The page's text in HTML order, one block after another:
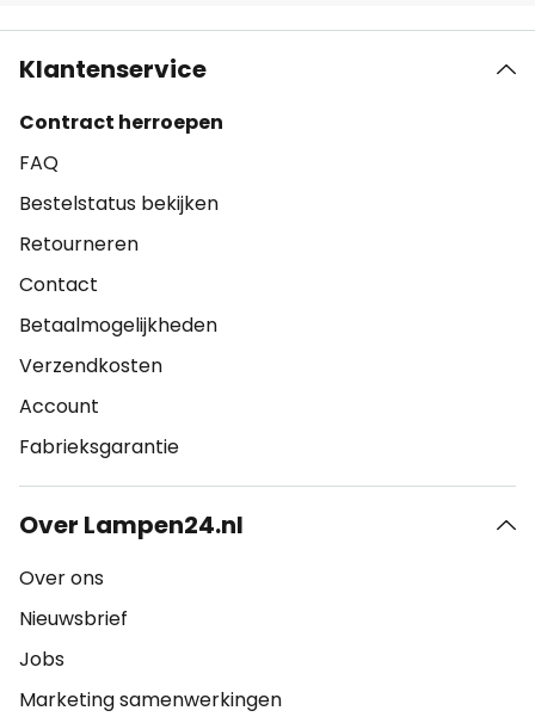
Klantenservice
Contract herroepen
FAQ
Bestelstatus bekijken
Retourneren
Contact
Betaalmogelijkheden
Verzendkosten
Account
Fabrieksgarantie
Over Lampen24.nl
Over ons
Nieuwsbrief
Jobs
Marketing samenwerkingen